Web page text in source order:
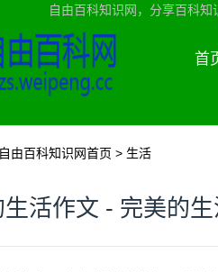
自由百科知识网，分享百科
首
自由百科知识网首页 > 生活
活作文 - 完美的